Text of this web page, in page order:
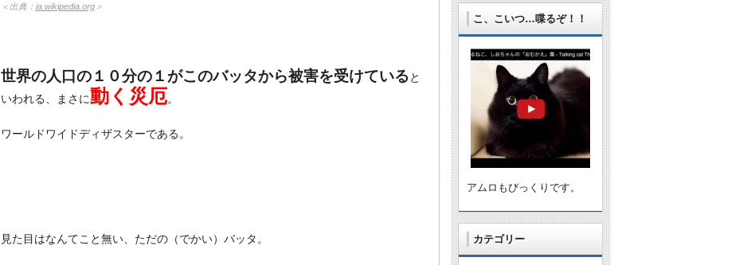
＜出典： ja.wikipedia.org＞
世界の人口の１０分の１がこのバッタから被害を受けていると
いわれる、まさに動く災厄。
ワールドワイドディザスターである。
見た目はなんてこと無い、ただの（でかい）バッタ。
こ、こいつ…喋るぞ！！
アムロもびっくりです。
カテゴリー